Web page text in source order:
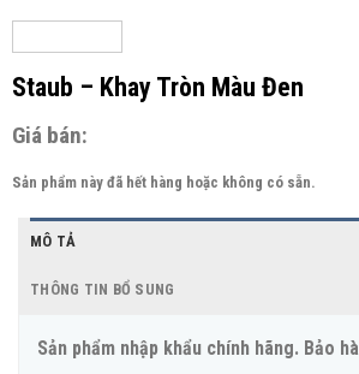
Staub – Khay Tròn Màu Đen
Giá bán:
Sản phẩm này đã hết hàng hoặc không có sẵn.
MÔ TẢ
THÔNG TIN BỔ SUNG
Sản phẩm nhập khẩu chính hãng. Bảo